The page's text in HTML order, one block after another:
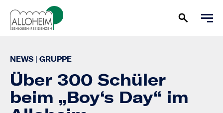
NEWS GRUPPE
Über 300 Schüler
beim „Boy‘s Day“ im